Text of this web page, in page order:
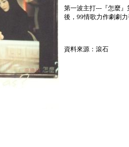
第一波主打---『怎麼
後，99情歌力作劇劇
資料來源：滾石